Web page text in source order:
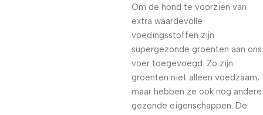
Om de hond te voorzien van
extra waardevolle
voedingsstoffen zijn
supergezonde groenten aan ons
voer toegevoegd. Zo zijn
groenten niet alleen voedzaam,
maar hebben ze ook nog andere
gezonde eigenschappen. De